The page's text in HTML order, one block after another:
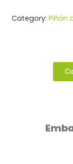
Category: Piñón